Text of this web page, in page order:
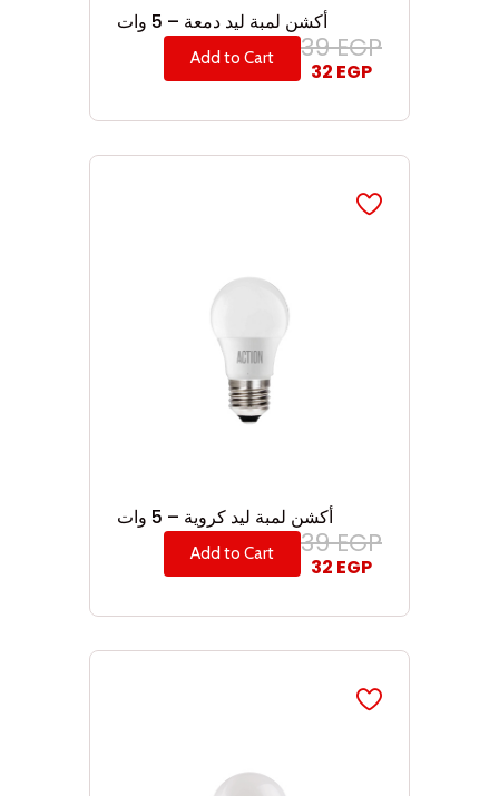
أكشن لمبة ليد دمعة – 5 وات
39EGP
32 EGP
Add to Cart
أكشن لمبة ليد كروية – 5 وات
39EGP
32 EGP
Add to Cart